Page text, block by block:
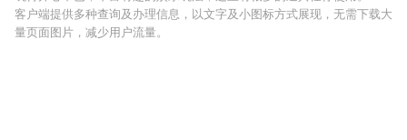
客户端提供多种查询及办理信息，以文字及小图标方式展现，无需下载大
量页面图片，减少用户流量。